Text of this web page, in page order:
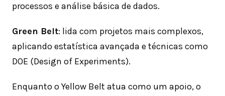
processos e análise básica de dados.
Green Belt: lida com projetos mais complexos,
aplicando estatística avançada e técnicas como
DOE (Design of Experiments).
Enquanto o Yellow Belt atua como um apoio, o